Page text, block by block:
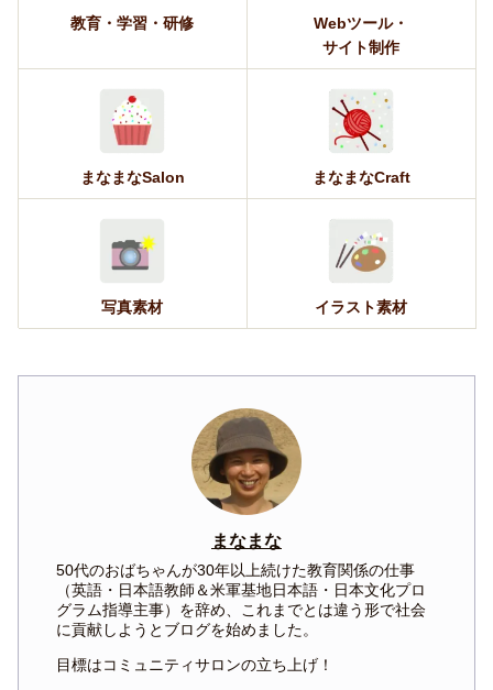
教育・学習・研修
Webツール・
サイト制作
まなまなSalon まなまなCraft
写真素材 イラスト素材
まなまな
50代のおばちゃんが30年以上続けた教育関係の仕事
（英語・日本語教師＆米軍基地日本語・日本文化プロ
グラム指導主事）を辞め、これまでとは違う形で社会
に貢献しようとブログを始めました。
目標はコミュニティサロンの立ち上げ！